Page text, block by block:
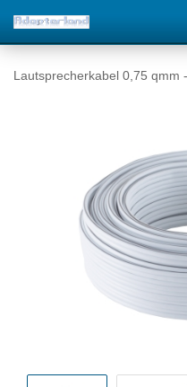
Lautsprecherkabel 0,75 qmm